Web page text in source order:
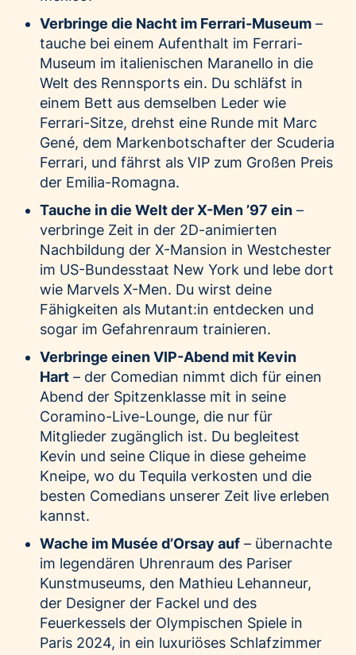
Verbringe die Nacht im Ferrari-Museum –
tauche bei einem Aufenthalt im Ferrari-
Museum im italienischen Maranello in die
Welt des Rennsports ein. Du schläfst in
einem Bett aus demselben Leder wie
Ferrari-Sitze, drehst eine Runde mit Marc
Gené, dem Markenbotschafter der Scuderia
Ferrari, und fährst als VIP zum Großen Preis
der Emilia-Romagna.
Tauche in die Welt der X-Men ’97 ein –
verbringe Zeit in der 2D-animierten
Nachbildung der X-Mansion in Westchester
im US-Bundesstaat New York und lebe dort
wie Marvels X-Men. Du wirst deine
Fähigkeiten als Mutant:in entdecken und
sogar im Gefahrenraum trainieren.
Verbringe einen VIP-Abend mit Kevin
Hart – der Comedian nimmt dich für einen
Abend der Spitzenklasse mit in seine
Coramino-Live-Lounge, die nur für
Mitglieder zugänglich ist. Du begleitest
Kevin und seine Clique in diese geheime
Kneipe, wo du Tequila verkosten und die
besten Comedians unserer Zeit live erleben
kannst.
Wache im Musée d’Orsay auf – übernachte
im legendären Uhrenraum des Pariser
Kunstmuseums, den Mathieu Lehanneur,
der Designer der Fackel und des
Feuerkessels der Olympischen Spiele in
Paris 2024, in ein luxuriöses Schlafzimmer